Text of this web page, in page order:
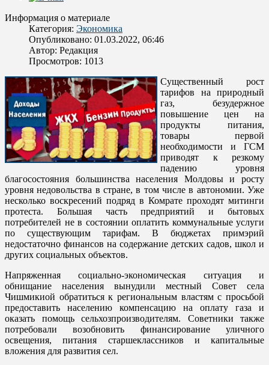
Информация о материале
Категория: Экономика
Опубликовано: 01.03.2022, 06:46
Автор: Редакция
Просмотров: 1013
Существенный рост
тарифов на природный
газ, безудержное
повышение цен на
продукты питания,
товары первой
необходимости и ГСМ
приводят к резкому
падению уровня
благосостояния большинства населения Молдовы и росту
уровня недовольства в стране, в том числе в автономии. Уже
несколько воскресений подряд в Комрате проходят митинги
протеста. Большая часть предприятий и бытовых
потребителей не в состоянии оплатить коммунальные услуги
по существующим тарифам. В бюджетах примэрий
недостаточно финансов на содержание детских садов, школ и
других социальных объектов.
Напряженная социально-экономическая ситуация и
обнищание населения вынудили местный Совет села
Чишмикиой обратиться к региональным властям с просьбой
предоставить населению компенсацию на оплату газа и
оказать помощь сельхозпроизводителям. Советники также
потребовали возобновить финансирование уличного
освещения, питания старшеклассников и капитальные
вложения для развития сел.